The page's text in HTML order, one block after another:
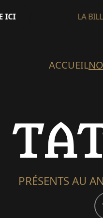
ICI LA
ACCUEIL
PRÉSENTS AU